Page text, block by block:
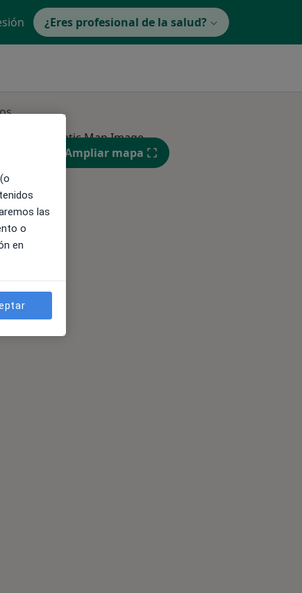
¿Eres profesional de la salud?
Ampliar mapa
las
o
en